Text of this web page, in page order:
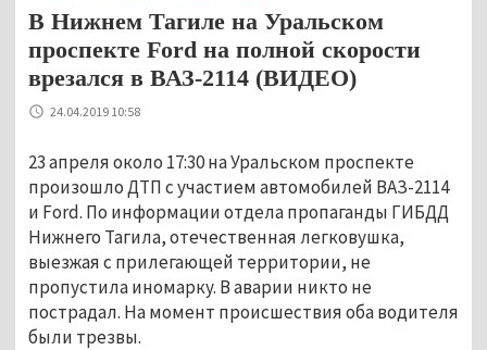
В Нижнем Тагиле на Уральском
проспекте Ford на полной скорости
врезался в ВАЗ-2114 (ВИДЕО)
24.04.2019 10:58
23 апреля около 17:30 на Уральском проспекте
произошло ДТП с участием автомобилей ВАЗ-2114
и Ford. По информации отдела пропаганды ГИБДД
Нижнего Тагила, отечественная легковушка,
выезжая с прилегающей территории, не
пропустила иномарку. В аварии никто не
пострадал. На момент происшествия оба водителя
были трезвы.